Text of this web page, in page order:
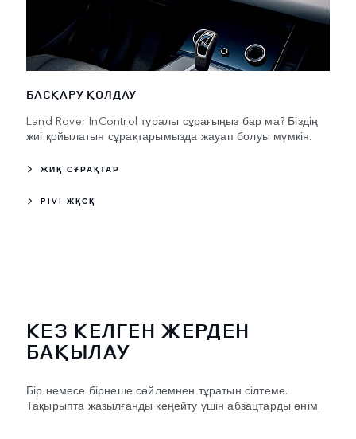
БАСҚАРУ ҚОЛДАУ
Land Rover InControl туралы сұрағыңыз бар ма? Біздің
жиі қойылатын сұрақтарымызда жауап болуы мүмкін.
ЖИҚ СҰРАҚТАР
PIVI ЖҚСҚ
КЕЗ КЕЛГЕН ЖЕРДЕН
БАҚЫЛАУ
Бір немесе бірнеше сөйлемнен тұратын сілтеме.
Тақырыпта жазылғанды кеңейту үшін абзацтарды өнім.